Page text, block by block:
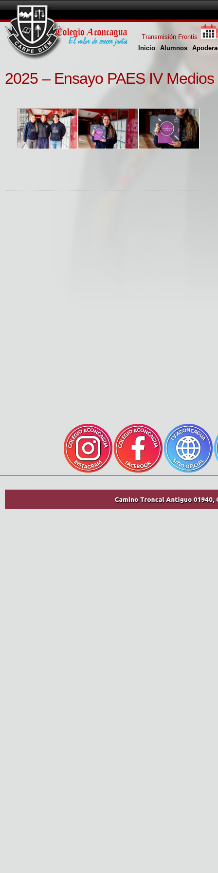
Inicio Alumnos
Transmisión Frontis
2025 – Ensayo PAES IV Medios